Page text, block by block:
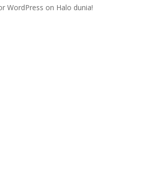
WordPress on Halo dunia!